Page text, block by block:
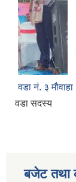
वडा नं. ३
वडा सदस्य
बजेट तथा